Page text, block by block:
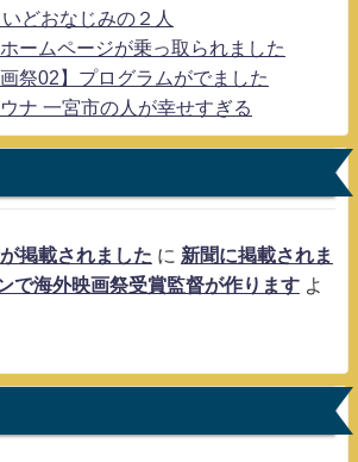
どおなじみの２人
ームページが乗っ取られました
祭02】プログラムがでました
ナ 一宮市の人が幸せすぎる
掲載されました に 新聞に掲載されま
で海外映画祭受賞監督が作ります よ